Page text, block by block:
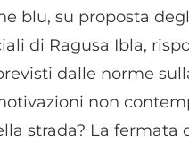
blu, su proposta
di Ragusa Ibla,
dalle norme
non
strada? La fermata